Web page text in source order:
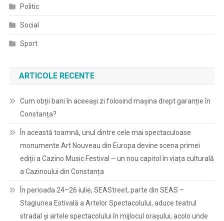
Politic
Social
Sport
ARTICOLE RECENTE
Cum obții bani în aceeași zi folosind mașina drept garanție în
Constanța?
În această toamnă, unul dintre cele mai spectaculoase
monumente Art Nouveau din Europa devine scena primei
ediții a Cazino Music Festival – un nou capitol în viața culturală
a Cazinoului din Constanța
În perioada 24–26 iulie, SEAStreet, parte din SEAS –
Stagiunea Estivală a Artelor Spectacolului, aduce teatrul
stradal și artele spectacolului în mijlocul orașului, acolo unde